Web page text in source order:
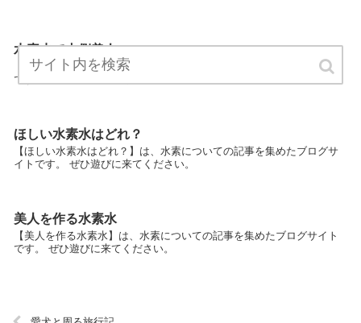
水素水で内側美人
【水素水で内側美人】は、水素についての記事を集めたブログサイト
です。 ぜひ遊びに来てください。
ほしい水素水はどれ？
【ほしい水素水はどれ？】は、水素についての記事を集めたブログサ
イトです。 ぜひ遊びに来てください。
美人を作る水素水
【美人を作る水素水】は、水素についての記事を集めたブログサイト
です。 ぜひ遊びに来てください。